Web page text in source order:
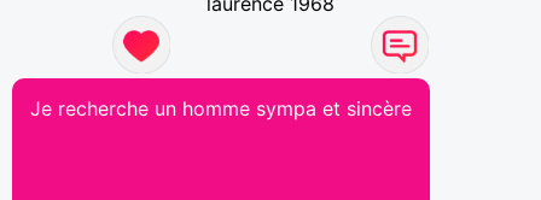
Je recherche un homme sympa et sincère